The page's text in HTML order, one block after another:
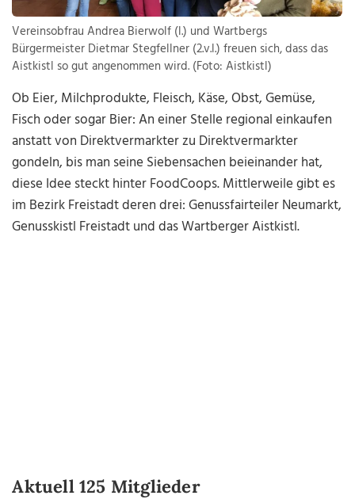
Vereinsobfrau Andrea Bierwolf (l.) und Wartbergs
Bürgermeister Dietmar Stegfellner (2.v.l.) freuen sich, dass das
Aistkistl so gut angenommen wird. (Foto: Aistkistl)
Ob Eier, Milchprodukte, Fleisch, Käse, Obst, Gemüse,
Fisch oder sogar Bier: An einer Stelle regional einkaufen
anstatt von Direktvermarkter zu Direktvermarkter
gondeln, bis man seine Siebensachen beieinander hat,
diese Idee steckt hinter FoodCoops. Mittlerweile gibt es
im Bezirk Freistadt deren drei: Genussfairteiler Neumarkt,
Genusskistl Freistadt und das Wartberger Aistkistl.
Aktuell 125 Mitglieder